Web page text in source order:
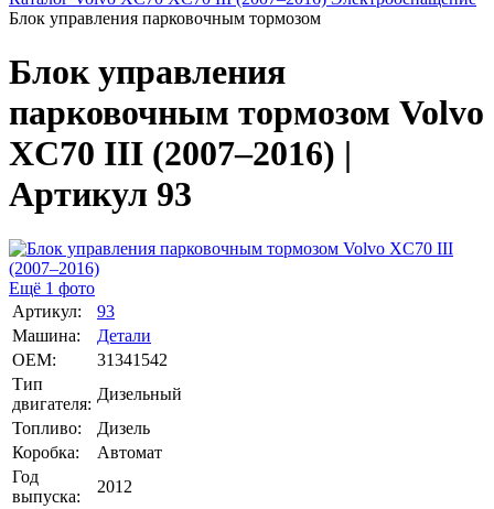
Блок управления парковочным тормозом
Блок управления
парковочным тормозом Volvo
XC70 III (2007–2016) |
Артикул 93
Ещё 1 фото
Артикул:
93
Машина:
Детали
OEM:
31341542
Тип
двигателя:
Дизельный
Топливо:
Дизель
Коробка:
Автомат
Год
выпуска:
2012